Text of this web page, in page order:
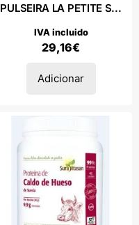
PULSEIRA LA PETITE S...
29,16€
IVA incluido
Adicionar